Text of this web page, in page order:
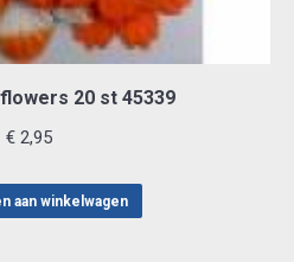
20 st 45339
€2,95
aan winkelwagen